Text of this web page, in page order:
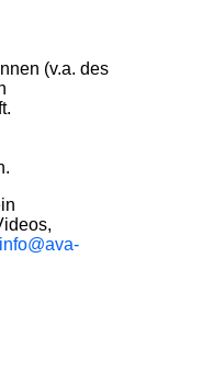
(v.a. des
info@ava-